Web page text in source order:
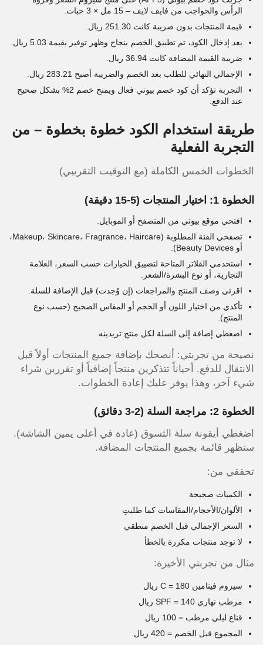
الرأس والحواجب من فايف لايف – 15 مل × 3 حبات.
قيمة المنتجات بدون ضريبة كانت 251.30 ريال.
بعد إدخال الكود، تم تطبيق الخصم بنجاح وظهر توفير بقيمة 5.03 ريال.
ضريبة القيمة المضافة كانت 36.94 ريال.
الإجمالي النهائي للطلب بعد الخصم والضريبة أصبح 283.21 ريال.
التجربة تؤكد أن كود خصم بيوتي فعال ويمنح خصم 2% بشكل صحيح
عند الدفع.
طريقة استخدام الكود خطوة بخطوة – من
التجربة الفعلية
الخطوات الخمس الكاملة (مع التوقيت التقريبي)
الخطوة 1: اختيار المنتجات (5-15 دقيقة)
افتحي موقع بيوتي من المتصفح أو الموبايل.
تصفحي الفئة المطلوبة (Makeup، Skincare، Fragrance، Haircare،
أو Beauty Devices).
استخدمي الفلاتر المتاحة لتضييق الخيارات حسب السعر، العلامة
التجارية، أو نوع البشرة/الشعر.
اقرئي وصف المنتج والمراجعات (إن وُجدت) قبل الإضافة للسلة.
تأكدي من اختيار اللون أو الحجم أو المقاس الصحيح (حسب نوع
المنتج).
اضغطي إضافة إلى السلة لكل منتج تريدينه.
نصيحة من تجربتي: أنصحك بإضافة جميع المنتجات أولاً قبل
الانتقال للدفع. أحياناً تتذكرين منتجاً إضافياً أو تقررين شراء
شيء آخر، وهذا يوفر عليك إعادة الخطوات.
الخطوة 2: مراجعة السلة (2-3 دقائق)
اضغطي أيقونة سلة التسوق (عادة في أعلى يمين الشاشة).
ستظهر قائمة بجميع المنتجات المضافة.
تحققي من:
الكميات صحيحة
الألوان/الأحجام/المقاسات كما طلبتِ
السعر الإجمالي قبل الخصم منطقي
لا توجد منتجات مكررة بالخطأ
مثال من تجربتي الأخيرة:
سيروم فيتامين C = 180 ريال
مرطب نهاري SPF = 140 ريال
قناع ليلي مرطب = 100 ريال
المجموع قبل الخصم = 420 ريال